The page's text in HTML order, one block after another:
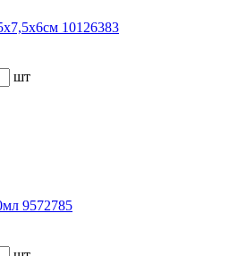
10126383
шт
9572785